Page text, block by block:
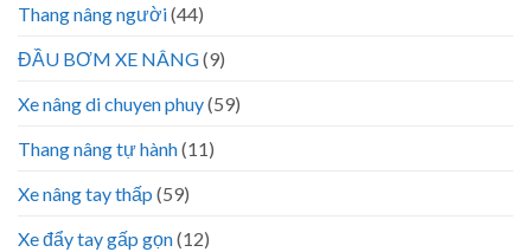
Thang nâng người(44)
ĐẦU BƠM XE NÂNG(9)
Xe nâng di chuyen phuy(59)
Thang nâng tự hành(11)
Xe nâng tay thấp (59)
Xe đẩy tay gấp gọn(12)